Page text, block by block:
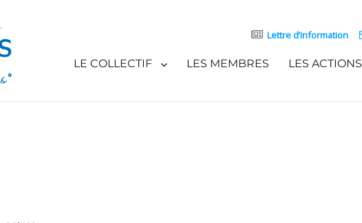
Lettre d’information
LE COLLECTIF LES MEMBRES LES ACTIONS